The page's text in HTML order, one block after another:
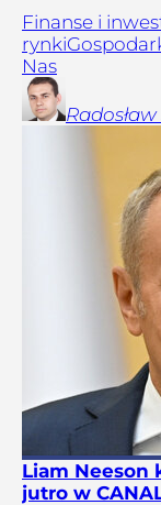
Finanse i
rynki
Nas
Radosław
Liam Neeson
jutro w